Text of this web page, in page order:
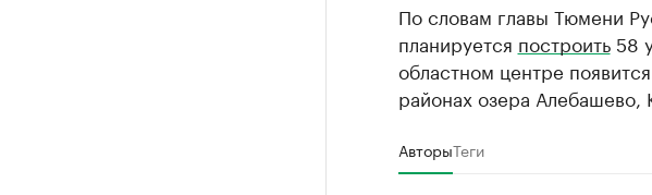
По словам главы Тюмени
планируется построить58
областном центре
районах озера Алебашево,
АвторыТеги